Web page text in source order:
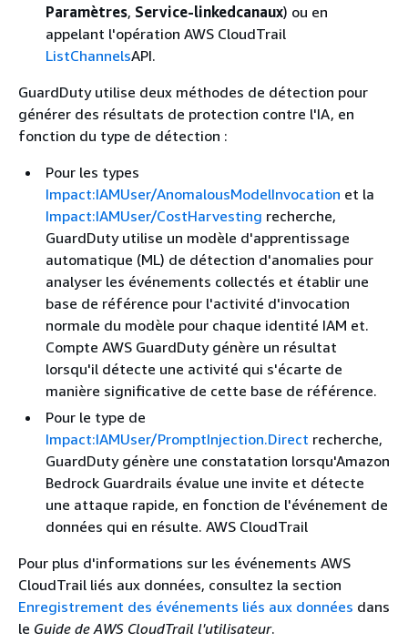
Paramètres, Service-linkedcanaux) ou en
appelant l'opération AWS CloudTrail
ListChannelsAPI.
GuardDuty utilise deux méthodes de détection pour
générer des résultats de protection contre l'IA, en
fonction du type de détection :
Pour les types
Impact:IAMUser/AnomalousModelInvocation et la
Impact:IAMUser/CostHarvesting recherche,
GuardDuty utilise un modèle d'apprentissage
automatique (ML) de détection d'anomalies pour
analyser les événements collectés et établir une
base de référence pour l'activité d'invocation
normale du modèle pour chaque identité IAM et.
Compte AWS GuardDuty génère un résultat
lorsqu'il détecte une activité qui s'écarte de
manière significative de cette base de référence.
Pour le type de
Impact:IAMUser/PromptInjection.Direct recherche,
GuardDuty génère une constatation lorsqu'Amazon
Bedrock Guardrails évalue une invite et détecte
une attaque rapide, en fonction de l'événement de
données qui en résulte. AWS CloudTrail
Pour plus d'informations sur les événements AWS
CloudTrail liés aux données, consultez la section
Enregistrement des événements liés aux données dans
le Guide de AWS CloudTrail l'utilisateur.